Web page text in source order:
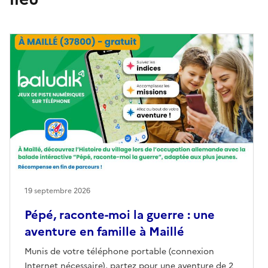
Pépé, raconte-moi la guerre : une
aventure en famille à Maillé
Munis de votre téléphone portable (connexion
19 septembre 2026